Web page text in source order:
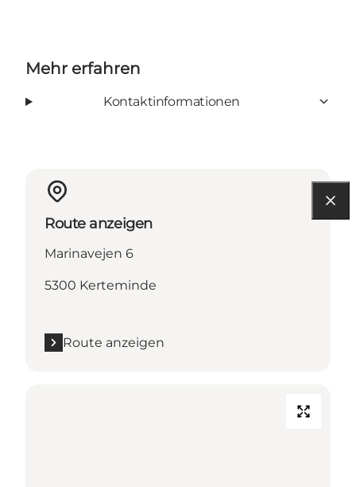
Mehr erfahren
Kontaktinformationen
Route anzeigen
Marinavejen 6
5300 Kerteminde
Route anzeigen